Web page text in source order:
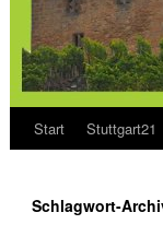
Start Stuttgart21
Schlagwort-